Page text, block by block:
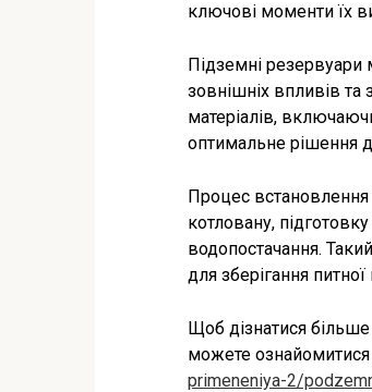
ключові моменти їх
Підземні резервуари
зовнішніх впливів та
матеріалів,
оптимальне рішення
Процес
котловану,
водопостачання.
для зберігання
Щоб дізнатися
можете
primeneniya-2/